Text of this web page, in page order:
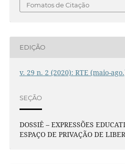
Fomatos de Citação
EDIÇÃO
v. 29 n. 2 (2020): RTE (maio-
SEÇÃO
DOSSIÊ – EXPRESSÕES
ESPAÇO DE PRIVAÇÃO DE